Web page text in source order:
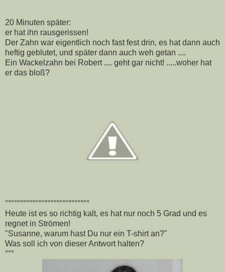
20 Minuten später:
er hat ihn rausgerissen!
Der Zahn war eigentlich noch fast fest drin, es hat dann auch
heftig geblutet, und später dann auch weh getan ....
Ein Wackelzahn bei Robert .... geht gar nicht! .....woher hat
er das bloß?
°°°°°°°°°°°°°°°°°°°°°°°°°°°°
Heute ist es so richtig kalt, es hat nur noch 5 Grad und es
regnet in Strömen!
"Susanne, warum hast Du nur ein T-shirt an?"
Was soll ich von dieser Antwort halten?
°°°